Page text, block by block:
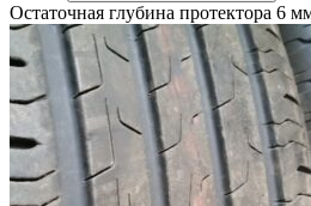
Остаточная глубина протектора 6